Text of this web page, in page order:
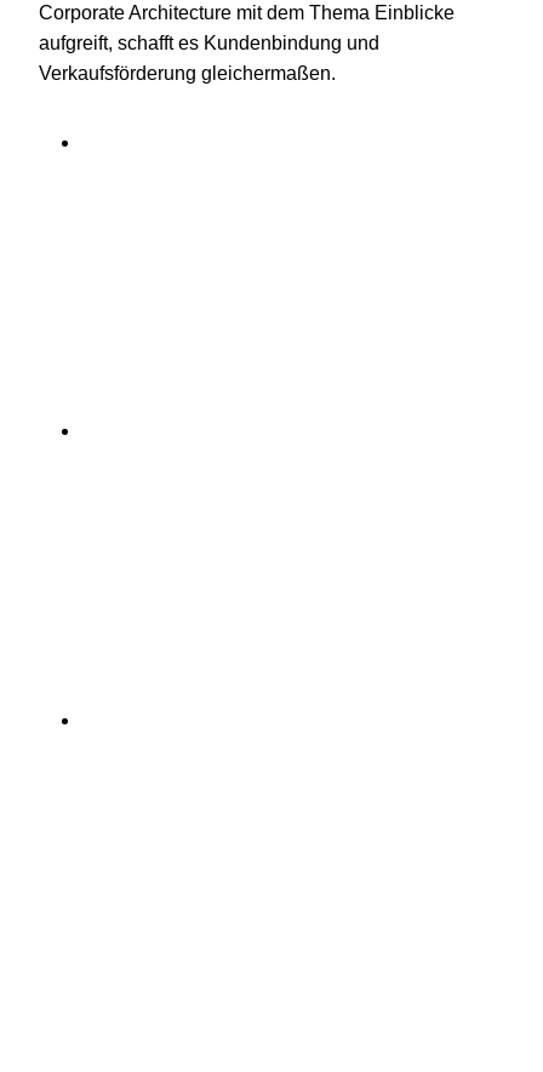
Corporate Architecture mit dem Thema Einblicke
aufgreift, schafft es Kundenbindung und
Verkaufsförderung gleichermaßen.